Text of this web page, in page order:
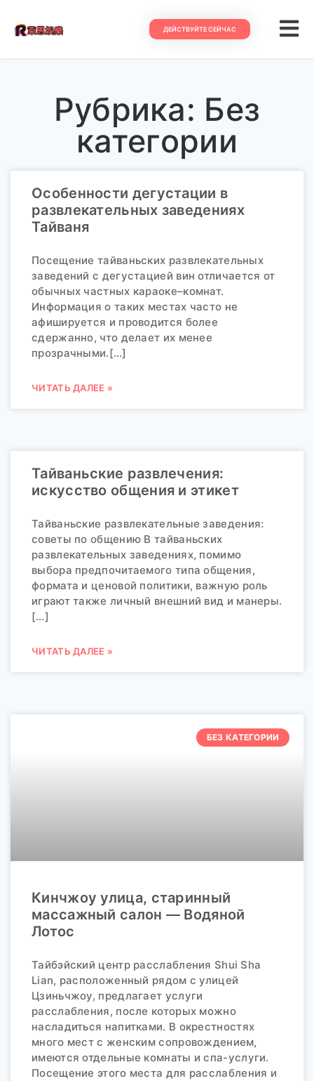
ДЕЙСТВУЙТЕ СЕЙЧАС
Рубрика: Без
категории
Особенности дегустации в
развлекательных заведениях
Тайваня
Посещение тайваньских развлекательных
заведений с дегустацией вин отличается от
обычных частных караоке–комнат.
Информация о таких местах часто не
афишируется и проводится более
сдержанно, что делает их менее
прозрачными.[…]
ЧИТАТЬ ДАЛЕЕ »
Тайваньские развлечения:
искусство общения и этикет
Тайваньские развлекательные заведения:
советы по общению В тайваньских
развлекательных заведениях, помимо
выбора предпочитаемого типа общения,
формата и ценовой политики, важную роль
играют также личный внешний вид и манеры.
[…]
ЧИТАТЬ ДАЛЕЕ »
БЕЗ КАТЕГОРИИ
Кинчжоу улица, старинный
массажный салон — Водяной
Лотос
Тайбэйский центр расслабления Shui Sha
Lian, расположенный рядом с улицей
Цзиньчжоу, предлагает услуги
расслабления, после которых можно
насладиться напитками. В окрестностях
много мест с женским сопровождением,
имеются отдельные комнаты и спа-услуги.
Посещение этого места для расслабления и